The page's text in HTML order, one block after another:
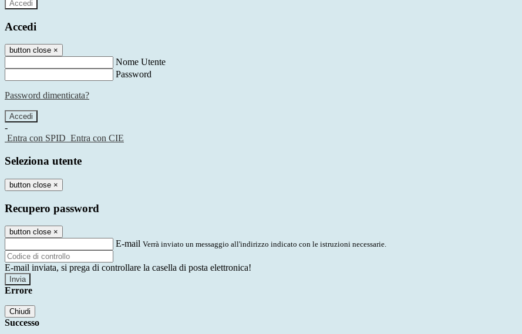
Accedi
Accedi
button close ×
Nome Utente
Password
Password dimenticata?
-
Entra con SPID Entra con CIE
Seleziona utente
button close ×
Recupero password
button close ×
E-mail Verrà inviato un messaggio all'indirizzo indicato con le istruzioni necessarie.
E-mail inviata, si prega di controllare la casella di posta elettronica!
Errore
Chiudi
Successo